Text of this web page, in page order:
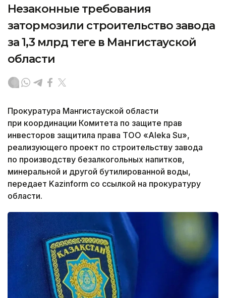
Незаконные требования
затормозили строительство завода
за 1,3 млрд теңге в Мангистауской
области
Прокуратура Мангистауской области
при координации Комитета по защите прав
инвесторов защитила права ТОО «Aleka Su»,
реализующего проект по строительству завода
по производству безалкогольных напитков,
минеральной и другой бутилированной воды,
передает Kazinform со ссылкой на прокуратуру
области.